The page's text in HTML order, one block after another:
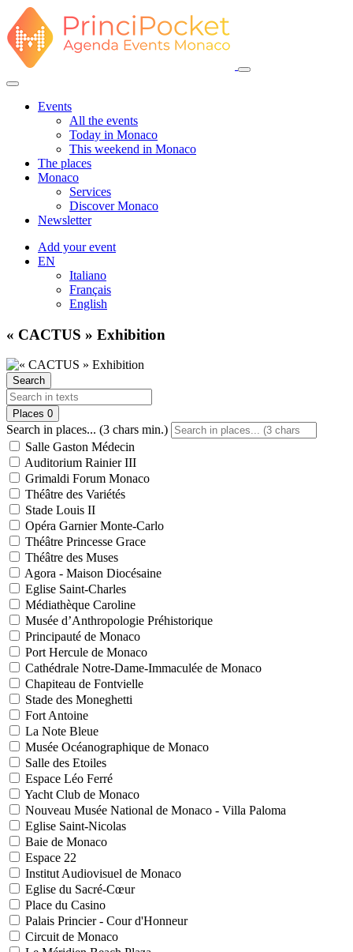
Events
All the events
Today in Monaco
This weekend in Monaco
The places
Monaco
Services
Discover Monaco
Newsletter
Add your event
EN
Italiano
Français
English
« CACTUS » Exhibition
Search
Places 0
Search in places... (3 chars min.)
Salle Gaston Médecin
Auditorium Rainier III
Grimaldi Forum Monaco
Théâtre des Variétés
Stade Louis II
Opéra Garnier Monte-Carlo
Théâtre Princesse Grace
Théâtre des Muses
Agora - Maison Diocésaine
Eglise Saint-Charles
Médiathèque Caroline
Musée d’Anthropologie Préhistorique
Principauté de Monaco
Port Hercule de Monaco
Cathédrale Notre-Dame-Immaculée de Monaco
Chapiteau de Fontvielle
Stade des Moneghetti
Fort Antoine
La Note Bleue
Musée Océanographique de Monaco
Salle des Etoiles
Espace Léo Ferré
Yacht Club de Monaco
Nouveau Musée National de Monaco - Villa Paloma
Eglise Saint-Nicolas
Baie de Monaco
Espace 22
Institut Audiovisuel de Monaco
Eglise du Sacré-Cœur
Place du Casino
Palais Princier - Cour d'Honneur
Circuit de Monaco